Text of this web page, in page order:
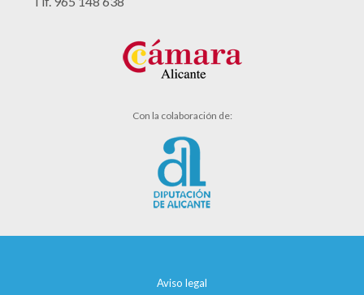
Con la colaboración de:
Aviso legal